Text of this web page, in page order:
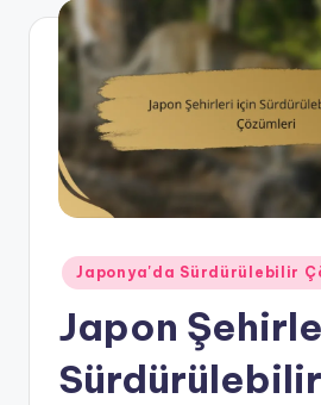
Posted
in
Japonya'da Sürdürülebilir
Japon
Sürdürülebilir